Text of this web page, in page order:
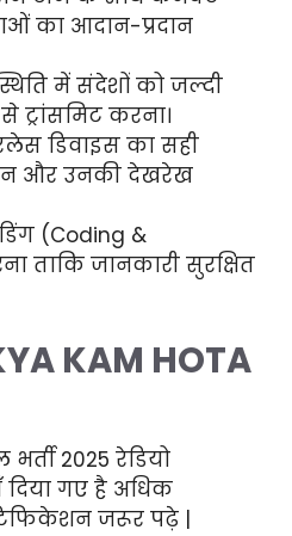
का आदान-प्रदान
में संदेशों को जल्दी
ट्रांसमिट करना।
डिवाइस का सही
और उनकी देखरेख
(Coding &
ताकि जानकारी सुरक्षित
KAM HOTA
2025 रेडियो
गए है अधिक
जरूर पढ़े |